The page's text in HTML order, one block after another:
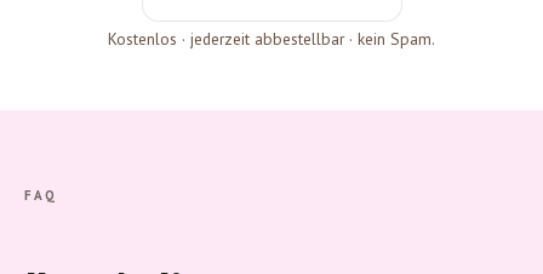
Kostenlos · jederzeit abbestellbar · kein Spam.
FAQ